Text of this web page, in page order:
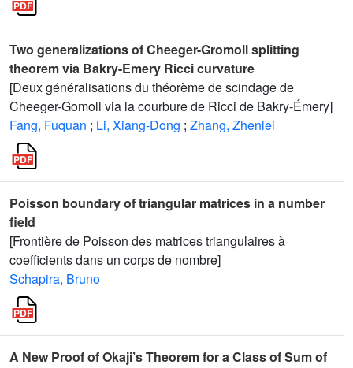
Two generalizations of Cheeger-Gromoll splitting
theorem via Bakry-Emery Ricci curvature
[Deux généralisations du théorème de scindage de
Cheeger-Gomoll via la courbure de Ricci de Bakry-Émery]
Fang, Fuquan ; Li, Xiang-Dong ; Zhang, Zhenlei
Poisson boundary of triangular matrices in a number
field
[Frontière de Poisson des matrices triangulaires à
coefficients dans un corps de nombre]
Schapira, Bruno
A New Proof of Okaji’s Theorem for a Class of Sum of